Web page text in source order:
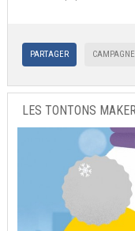
PARTAGER
LES TONTONS